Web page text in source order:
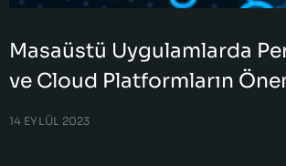
Masaüstü Uygulamlarda
ve Cloud Platformların
14 EYLÜL 2023